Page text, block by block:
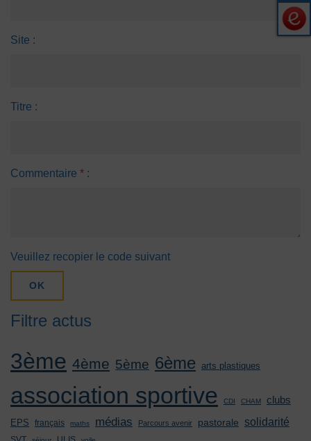
Site :
Titre :
Commentaire * :
Veuillez recopier le code suivant
OK
Filtre actus
3ème 4ème 5ème 6ème arts plastiques
association sportive CDI CHAM clubs
EPS français maths médias Parcours avenir pastorale solidarité